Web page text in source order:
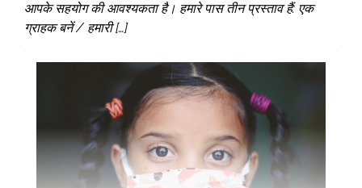
आपके सहयोग की आवश्यकता है। हमारे पास तीन प्रस्ताव हैं: एक
ग्राहक बनें / हमारी […]